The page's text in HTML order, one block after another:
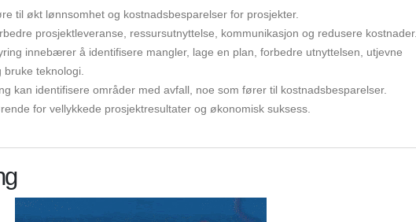
til økt lønnsomhet og kostnadsbesparelser for prosjekter.
prosjektleveranse, ressursutnyttelse, kommunikasjon og redusere kostnader.
innebærer å identifisere mangler, lage en plan, forbedre utnyttelsen, utjevne
teknologi.
kan identifisere områder med avfall, noe som fører til kostnadsbesparelser.
for vellykkede prosjektresultater og økonomisk suksess.